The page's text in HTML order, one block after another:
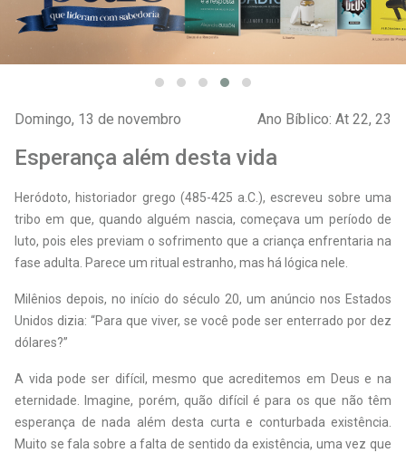
Domingo, 13 de novembro Ano Bíblico: At 22, 23
Esperança além desta vida
Heródoto, historiador grego (485-425 a.C.), escreveu sobre uma
tribo em que, quando alguém nascia, começava um período de
luto, pois eles previam o sofrimento que a criança enfrentaria na
fase adulta. Parece um ritual estranho, mas há lógica nele.
Milênios depois, no início do século 20, um anúncio nos Estados
Unidos dizia: “Para que viver, se você pode ser enterrado por dez
dólares?”
A vida pode ser difícil, mesmo que acreditemos em Deus e na
eternidade. Imagine, porém, quão difícil é para os que não têm
esperança de nada além desta curta e conturbada existência.
Muito se fala sobre a falta de sentido da existência, uma vez que